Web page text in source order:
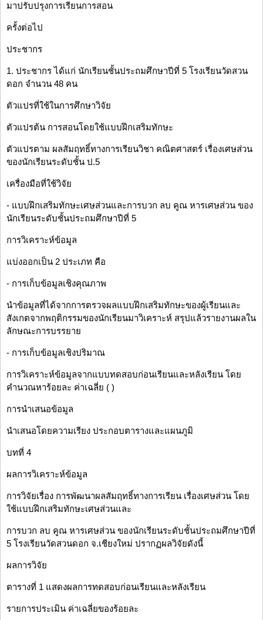
มาปรับปรุงการเรียนการสอน
ครั้งต่อไป
ประชากร
1. ประชากร ได้แก่ นักเรียนชั้นประถมศึกษาปีที่ 5 โรงเรียนวัดสวน
ดอก จำนวน 48 คน
ตัวแปรที่ใช้ในการศึกษาวิจัย
ตัวแปรต้น การสอนโดยใช้แบบฝึกเสริมทักษะ
ตัวแปรตาม ผลสัมฤทธิ์ทางการเรียนวิชา คณิตศาสตร์ เรื่องเศษส่วน
ของนักเรียนระดับชั้น ป.5
เครื่องมือที่ใช้วิจัย
- แบบฝึกเสริมทักษะเศษส่วนและการบวก ลบ คูณ หารเศษส่วน ของ
นักเรียนระดับชั้นประถมศึกษาปีที่ 5
การวิเคราะห์ข้อมูล
แบ่งออกเป็น 2 ประเภท คือ
- การเก็บข้อมูลเชิงคุณภาพ
นำข้อมูลที่ได้จากการตรวจผลแบบฝึกเสริมทักษะของผู้เรียนและ
สังเกตจากพฤติกรรมของนักเรียนมาวิเคราะห์ สรุปแล้วรายงานผลใน
ลักษณะการบรรยาย
- การเก็บข้อมูลเชิงปริมาณ
การวิเคราะห์ข้อมูลจากแบบทดสอบก่อนเรียนและหลังเรียน โดย
คำนวณหาร้อยละ ค่าเฉลี่ย ( )
การนำเสนอข้อมูล
นำเสนอโดยความเรียง ประกอบตารางและแผนภูมิ
บทที่ 4
ผลการวิเคราะห์ข้อมูล
การวิจัยเรื่อง การพัฒนาผลสัมฤทธิ์ทางการเรียน เรื่องเศษส่วน โดย
ใช้แบบฝึกเสริมทักษะเศษส่วนและ
การบวก ลบ คูณ หารเศษส่วน ของนักเรียนระดับชั้นประถมศึกษาปีที่
5 โรงเรียนวัดสวนดอก จ.เชียงใหม่ ปรากฏผลวิจัยดังนี้
ผลการวิจัย
ตารางที่ 1 แสดงผลการทดสอบก่อนเรียนและหลังเรียน
รายการประเมิน ค่าเฉลี่ยของร้อยละ